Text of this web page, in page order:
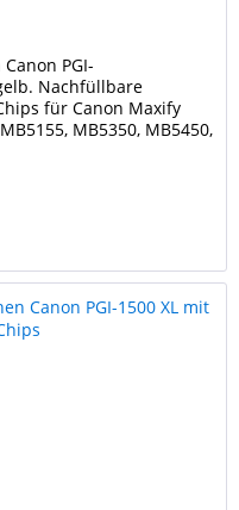
PGI-
Nachfüllbare
für Canon Maxify
MB5350, MB5450,
XLY yellow.